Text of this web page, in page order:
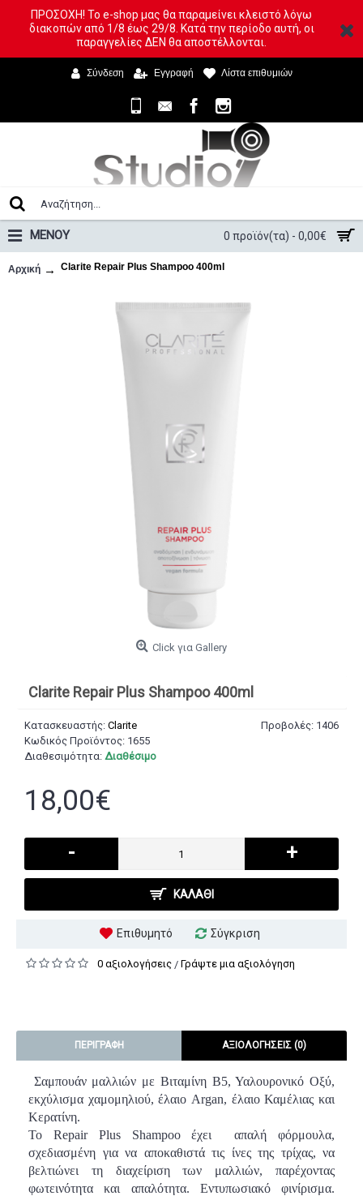
ΠΡΟΣΟΧΗ! Το e-shop μας θα παραμείνει κλειστό λόγω
διακοπών από 1/8 έως 29/8. Κατά την περίοδο αυτή, οι
παραγγελίες ΔΕΝ θα αποστέλλονται.
Σύνδεση Εγγραφή Λίστα επιθυμιών
0 προϊόν(τα) - 0,00€
ΜΕΝΟΥ
Αρχική Clarite Repair Plus Shampoo 400ml
Click για Gallery
Clarite Repair Plus Shampoo 400ml
Προβολές: 1406
Κατασκευαστής: Clarite
Κωδικός Προϊόντος: 1655
Διαθεσιμότητα: Διαθέσιμο
18,00€
- +
ΚΑΛΆΘΙ
Επιθυμητό Σύγκριση
0 αξιολογήσεις / Γράψτε μια αξιολόγηση
ΠΕΡΙΓΡΑΦΉ ΑΞΙΟΛΟΓΉΣΕΙΣ (0)
Σαμπουάν μαλλιών με Βιταμίνη Β5, Υαλουρονικό Οξύ,
εκχύλισμα χαμομηλιού, έλαιο Argan, έλαιο Καμέλιας και
Κερατίνη.
Το Repair Plus Shampoo έχει απαλή φόρμουλα,
σχεδιασμένη για να αποκαθιστά τις ίνες της τρίχας, να
βελτιώνει τη διαχείριση των μαλλιών, παρέχοντας
φωτεινότητα και απαλότητα. Εντυπωσιακό φινίρισμα.